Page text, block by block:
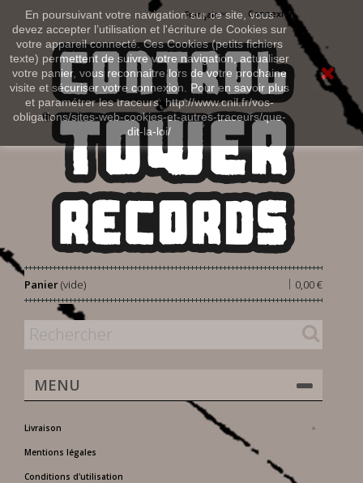
En poursuivant votre navigation sur ce site, vous
devez accepter l’utilisation et l'écriture de Cookies sur
votre appareil connecté. Ces Cookies (petits fichiers
texte) permettent de suivre votre navigation, actualiser
votre panier, vous reconnaitre lors de votre prochaine
visite et sécuriser votre connexion. Pour en savoir plus
et paramétrer les traceurs: http://www.cnil.fr/vos-
obligations/sites-web-cookies-et-autres-traceurs/que-
dit-la-loi/
Connexion
Français
Panier 0,00 €
|
(vide)
MENU
Livraison
Mentions légales
Conditions d'utilisation